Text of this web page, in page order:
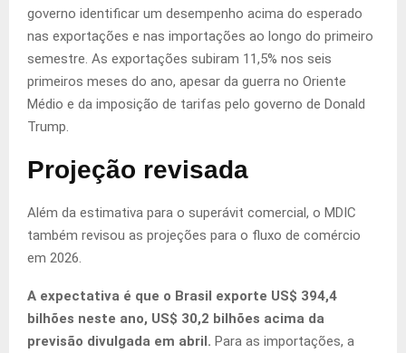
governo identificar um desempenho acima do esperado
nas exportações e nas importações ao longo do primeiro
semestre. As exportações subiram 11,5% nos seis
primeiros meses do ano, apesar da guerra no Oriente
Médio e da imposição de tarifas pelo governo de Donald
Trump.
Projeção revisada
Além da estimativa para o superávit comercial, o MDIC
também revisou as projeções para o fluxo de comércio
em 2026.
A expectativa é que o Brasil exporte US$ 394,4
bilhões neste ano, US$ 30,2 bilhões acima da
previsão divulgada em abril. Para as importações, a